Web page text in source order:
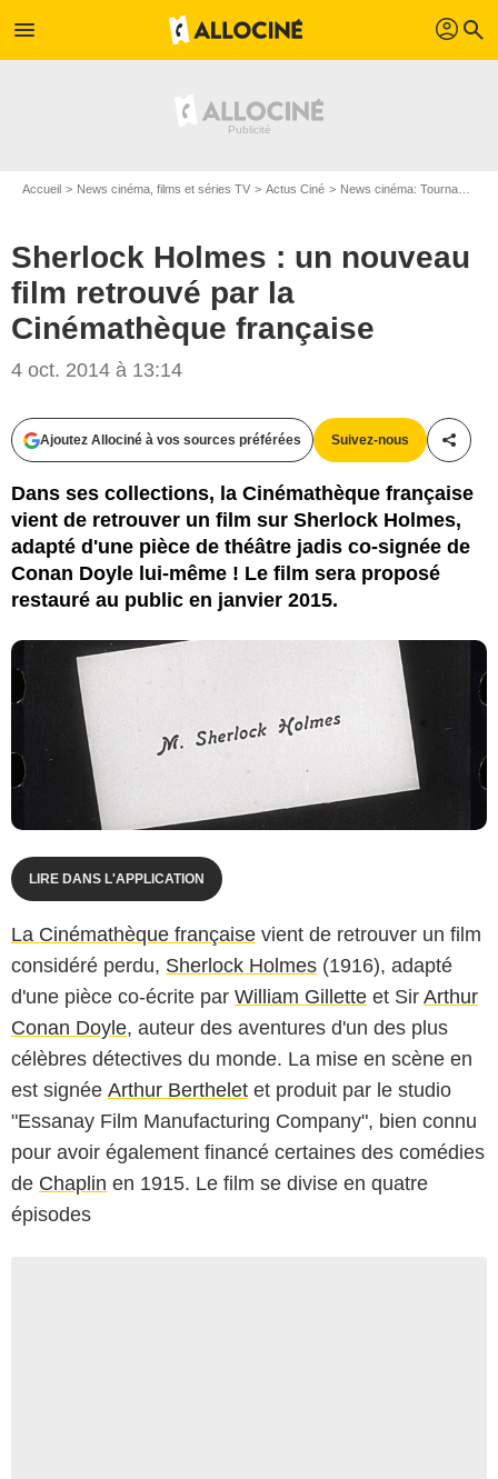
menu profil search
Accueil News cinéma, films et séries TV Actus Ciné News cinéma: Tournages
Sherlock Holmes : un nouveau
film retrouvé par la
Cinémathèque française
4 oct. 2014 à 13:14
Ajoutez Allociné à vos sources préférées Suivez-nous
Dans ses collections, la Cinémathèque française
vient de retrouver un film sur Sherlock Holmes,
adapté d'une pièce de théâtre jadis co-signée de
Conan Doyle lui-même ! Le film sera proposé
restauré au public en janvier 2015.
La Cinémathèque française
LIRE DANS L'APPLICATION
La Cinémathèque française vient de retrouver un film
considéré perdu, Sherlock Holmes (1916), adapté
d'une pièce co-écrite par William Gillette et Sir Arthur
Conan Doyle, auteur des aventures d'un des plus
célèbres détectives du monde. La mise en scène en
est signée Arthur Berthelet et produit par le studio
"Essanay Film Manufacturing Company", bien connu
pour avoir également financé certaines des comédies
de Chaplin en 1915. Le film se divise en quatre
épisodes